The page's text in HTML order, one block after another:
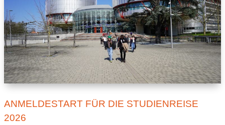
ANMELDESTART FÜR DIE STUDIENREISE
2026